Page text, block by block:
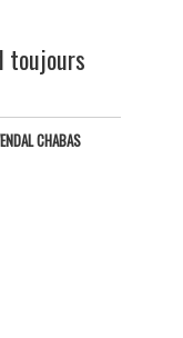
toujours
CHABAS